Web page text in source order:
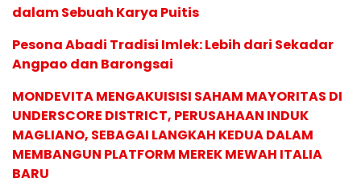
dalam Sebuah Karya Puitis
Pesona Abadi Tradisi Imlek: Lebih dari Sekadar
Angpao dan Barongsai
MONDEVITA MENGAKUISISI SAHAM MAYORITAS DI
UNDERSCORE DISTRICT, PERUSAHAAN INDUK
MAGLIANO, SEBAGAI LANGKAH KEDUA DALAM
MEMBANGUN PLATFORM MEREK MEWAH ITALIA
BARU